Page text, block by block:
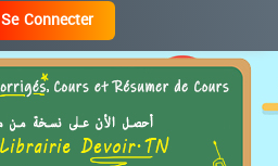
Se Connecter